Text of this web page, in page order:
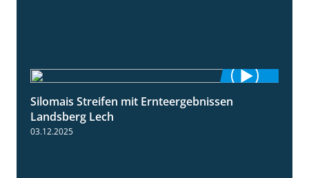
11:01
Silomais Streifen mit Ernteergebnissen
Landsberg Lech
03.12.2025